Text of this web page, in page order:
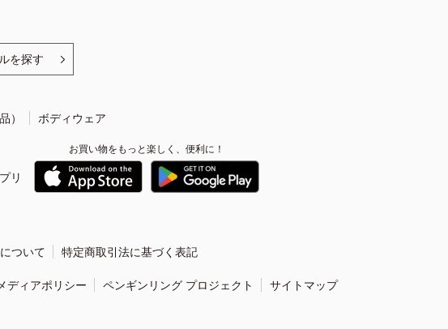
を探す
） ボディウェア
リ
お買い物をもっと楽しく、便利に！
ついて 特定商取引法に基づく表記
ディアポリシー ペンギンリング プロジェクト サイトマップ